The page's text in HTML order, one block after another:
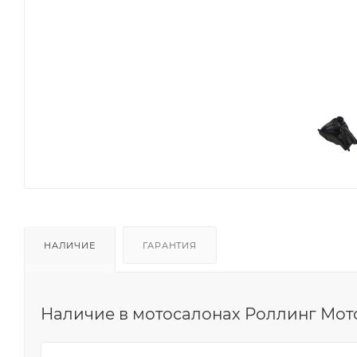
НАЛИЧИЕ ГАРАНТИЯ
Наличие в мотосалонах Роллинг